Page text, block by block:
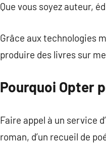
Que vous soyez auteur,
Grâce aux technologies
produire des livres sur
Pourquoi Opter
Faire appel à un service
roman, d’un recueil de